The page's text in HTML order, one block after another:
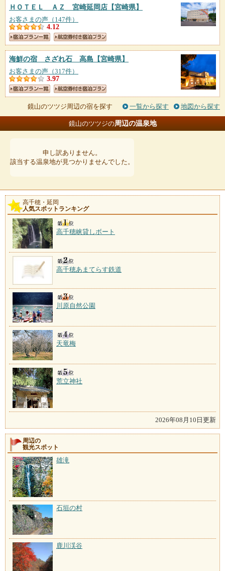
ＨＯＴＥＬ ＡＺ 宮崎延岡店 【宮崎県】
お客さまの声（147件）
4.12
海鮮の宿 さざれ石 高島 【宮崎県】
お客さまの声（317件）
3.97
鏡山のツツジ周辺の宿を探す 一覧から探す 地図から探す
鏡山のツツジの周辺の温泉地
申し訳ありません。
該当する温泉地が見つかりませんでした。
高千穂・延岡
人気スポットランキング
高千穂峡貸しボート
高千穂あまてらす鉄道
川原自然公園
天竜梅
荒立神社
2026年08月10日更新
周辺の
観光スポット
雄滝
石垣の村
鹿川渓谷